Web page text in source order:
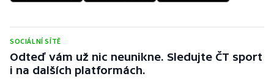
Rychlostní kanoistika
Short track
SOCIÁLNÍ SÍTĚ
Odteď vám už nic neunikne. Sledujte ČT sport
i na dalších platformách.